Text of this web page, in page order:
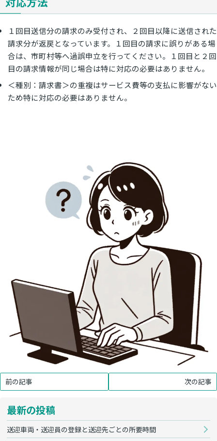
１回目送信分の請求のみ受付され、２回目以降に送信された
請求分が返戻となっています。１回目の請求に誤りがある場
合は、市町村等へ過誤申立を行ってください。１回目と２回
目の請求情報が同じ場合は特に対応の必要はありません。
＜種別：請求書＞の重複はサービス費等の支払に影響がない
ため特に対応の必要はありません。
前の記事 次の記事
最新の投稿
送迎車両・送迎員の登録と送迎先ごとの所要時間